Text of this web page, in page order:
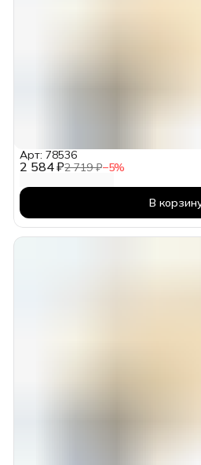
2 584 ₽2 719 ₽−5%
Арт: 78536
В